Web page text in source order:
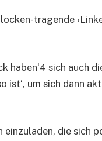
tragende
sich auch
um sich dann
die sich